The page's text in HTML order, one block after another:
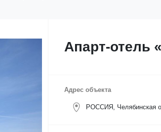
Апарт-отель
Адрес объекта
РОССИЯ, Челябинская